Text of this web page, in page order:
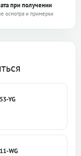
при получении
осмотра и примерки
YG
WG